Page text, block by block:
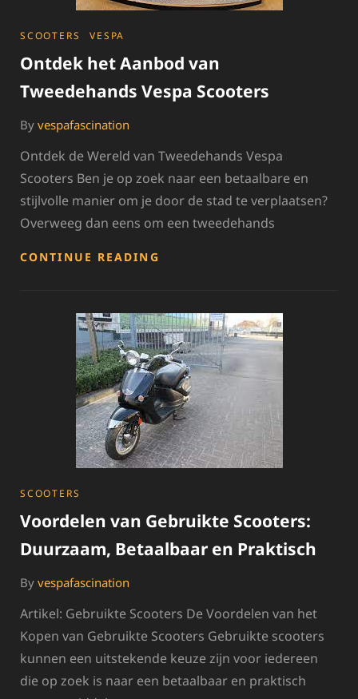
CATEGORIES
SCOOTERS VESPA
Ontdek het Aanbod van
Tweedehands Vespa Scooters
By vespafascination
Ontdek de Wereld van Tweedehands Vespa
Scooters Ben je op zoek naar een betaalbare en
stijlvolle manier om je door de stad te verplaatsen?
Overweeg dan eens om een tweedehands
CONTINUE READING
TWEEDEHANDS
VESPA
SCOOTERS
CATEGORIES
SCOOTERS
Voordelen van Gebruikte Scooters:
Duurzaam, Betaalbaar en Praktisch
By vespafascination
Artikel: Gebruikte Scooters De Voordelen van het
Kopen van Gebruikte Scooters Gebruikte scooters
kunnen een uitstekende keuze zijn voor iedereen
die op zoek is naar een betaalbaar en praktisch